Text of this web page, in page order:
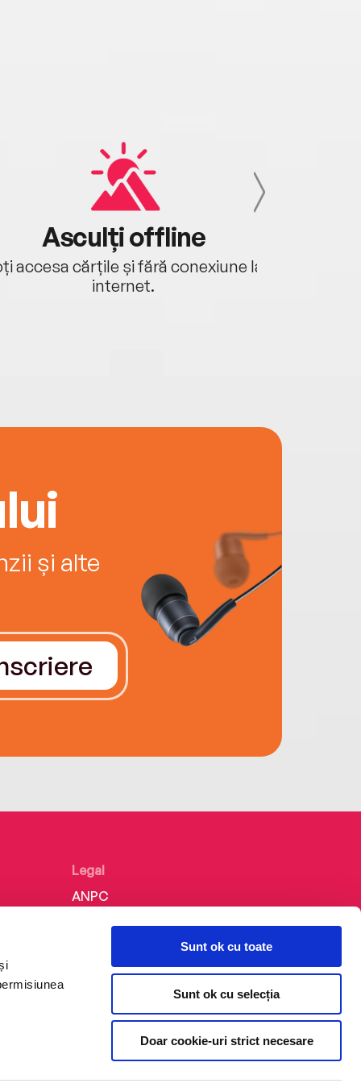
Sunt ok cu toate
Sunt ok cu selecția
Doar cookie-uri strict necesare
Asculți offline
accesa cărțile și fără conexiune la
internet.
și alte
Legal
ANPC
Politica de confidențialitate
Termeni și condiții